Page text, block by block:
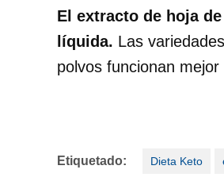
El extracto de hoja
líquida. Las
polvos funcionan
Etiquetado: Dieta Keto